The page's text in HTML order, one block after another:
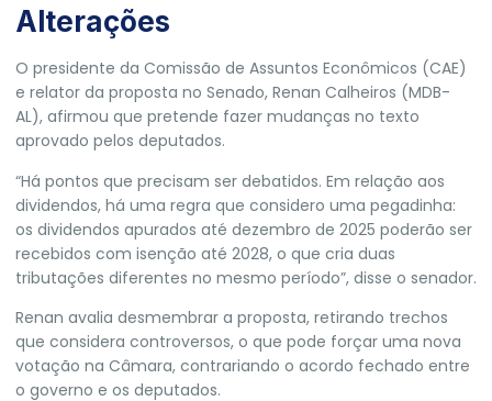
Alterações
O presidente da Comissão de Assuntos Econômicos (CAE)
e relator da proposta no Senado, Renan Calheiros (MDB-
AL), afirmou que pretende fazer mudanças no texto
aprovado pelos deputados.
“Há pontos que precisam ser debatidos. Em relação aos
dividendos, há uma regra que considero uma pegadinha:
os dividendos apurados até dezembro de 2025 poderão ser
recebidos com isenção até 2028, o que cria duas
tributações diferentes no mesmo período”, disse o senador.
Renan avalia desmembrar a proposta, retirando trechos
que considera controversos, o que pode forçar uma nova
votação na Câmara, contrariando o acordo fechado entre
o governo e os deputados.